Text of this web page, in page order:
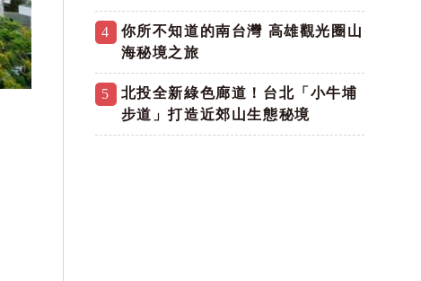
4
你所不知道的南台灣 高雄觀光圈山
海秘境之旅
5
北投全新綠色廊道！台北「小牛埔
步道」打造近郊山生態秘境